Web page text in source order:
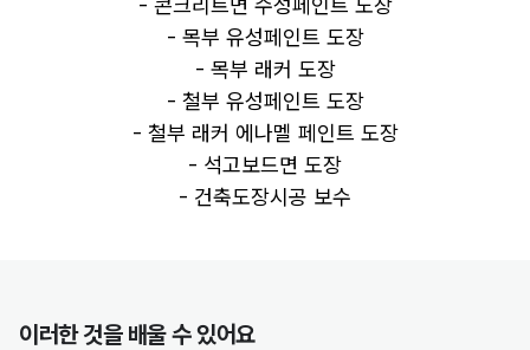
- 콘크리트면 수성페인트 도장
- 목부 유성페인트 도장
- 목부 래커 도장
- 철부 유성페인트 도장
- 철부 래커 에나멜 페인트 도장
- 석고보드면 도장
- 건축도장시공 보수
이러한 것을 배울 수 있어요